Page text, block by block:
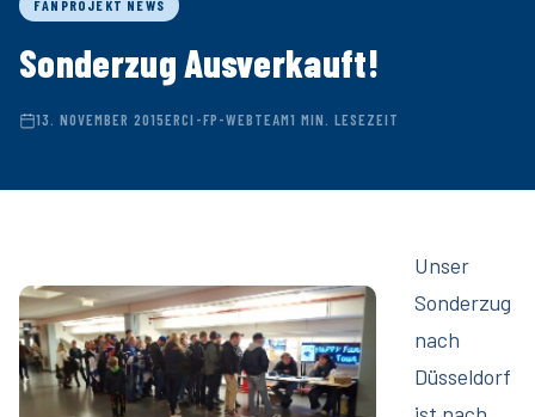
FANPROJEKT NEWS
Sonderzug Ausverkauft!
13. NOVEMBER 2015ERCI-FP-WEBTEAM1 MIN. LESEZEIT
Unser
Sonderzug
nach
Düsseldorf